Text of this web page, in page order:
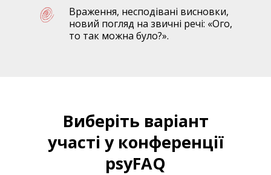
Враження, несподівані висновки,
новий погляд на звичні речі: «Ого,
то так можна було?».
Виберіть варіант
участі у конференції
psyFAQ